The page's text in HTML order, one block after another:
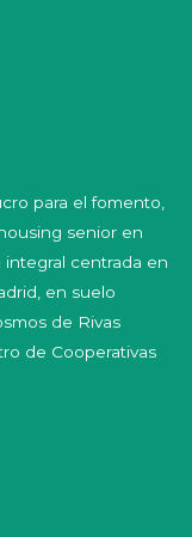
para el fomento,
senior en
centrada en
en suelo
de Rivas
de Cooperativas